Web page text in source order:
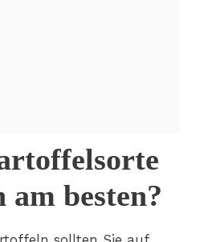
am besten?